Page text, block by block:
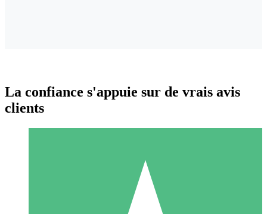
Packs de Crédits Individuels
La confiance s'appuie sur de vrais avis
clients